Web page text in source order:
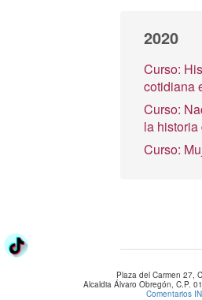
2020
Curso:
cotidiana
Curso:
la historia
Curso:
Plaza del Carmen 27,
Alcaldia Álvaro Obregón, C.P.
Comentarios